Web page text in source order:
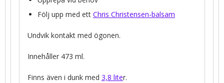
Följ upp med ett Chris Christensen-balsam
Undvik kontakt med ögonen.
Innehåller 473 ml.
Finns även i dunk med 3,8 liter.